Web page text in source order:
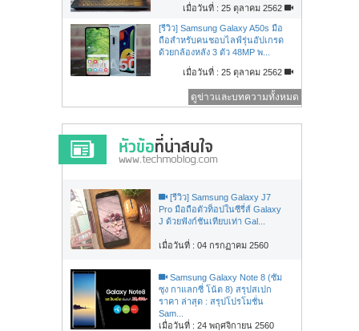
เมื่อวันที่ : 25 ตุลาคม 2562
[รีวิว] Samsung Galaxy A50s มือ
ถือสำหรับคนชอบไลฟ์รุ่นอัปเกรด
ด้วยกล้องหลัง 3 ตัว 48MP พ...
เมื่อวันที่ : 25 ตุลาคม 2562
ดูข่าวและบทความทั้งหมด
[รีวิว] Samsung Galaxy J7
Pro มือถือตัวท็อปในซีรี่ส์ Galaxy
J ด้วยฟังก์ชันเทียบเท่า Gal...
เมื่อวันที่ : 04 กรกฏาคม 2560
Samsung Galaxy Note 8 (ซัม
ซุง กาแลกซี่ โน้ต 8) สรุปสเปก
ราคา ล่าสุด : สรุปโปรโมชั่น
Sam...
เมื่อวันที่ : 24 พฤศจิกายน 2560